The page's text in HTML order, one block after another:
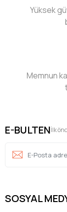
Yüksek
Memnun
E-BULTENİlk
SOSYAL